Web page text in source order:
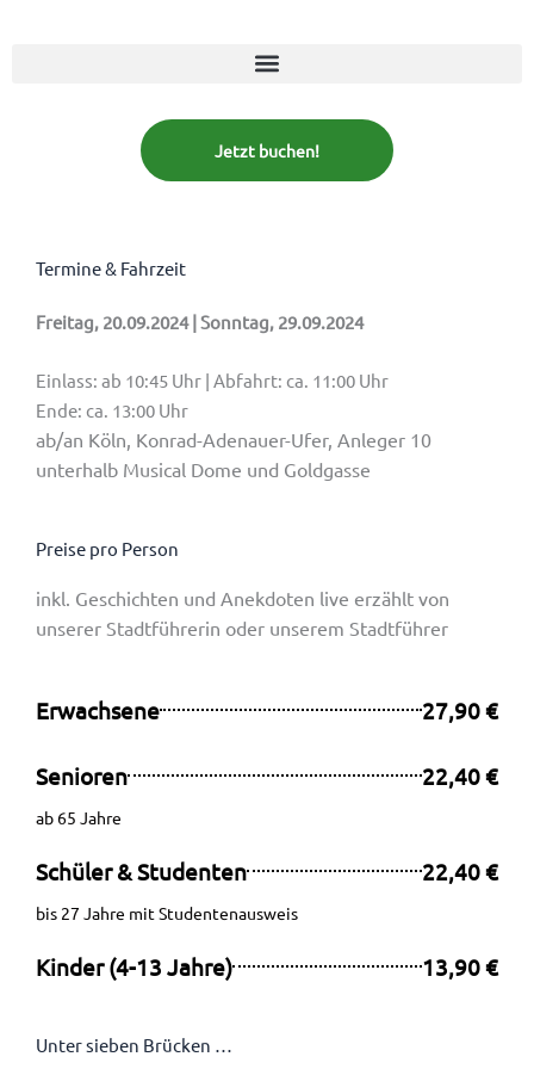
Jetzt buchen!
Termine & Fahrzeit
Freitag, 20.09.2024 | Sonntag, 29.09.2024
Einlass: ab 10:45 Uhr | Abfahrt: ca. 11:00 Uhr
Ende: ca. 13:00 Uhr
ab/an Köln, Konrad-Adenauer-Ufer, Anleger 10
unterhalb Musical Dome und Goldgasse
Preise pro Person
inkl. Geschichten und Anekdoten live erzählt von
unserer Stadtführerin oder unserem Stadtführer
Erwachsene 27,90 €
Senioren 22,40 €
ab 65 Jahre
Schüler & Studenten 22,40 €
bis 27 Jahre mit Studentenausweis
Kinder (4-13 Jahre) 13,90 €
Unter sieben Brücken …